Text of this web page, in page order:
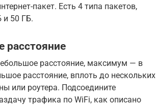
пакет. Есть 4 типа пакетов,
50 ГБ.
расстояние
расстояние, максимум — в
расстояние, вплоть до нескольких
или роутера. Подсоедините
трафика по WiFi, как описано